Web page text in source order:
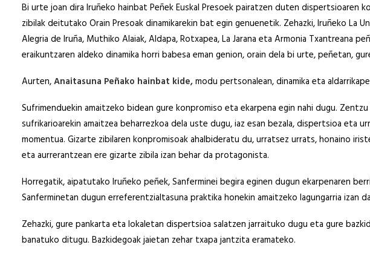
Bi urte joan dira Iruñeko hainbat Peñek Euskal Presoek pairatzen duten
zibilak deitutako Orain Presoak dinamikarekin bat egin genuenetik. Zehazki, Iruñeko La
Alegria de Iruña, Muthiko Alaiak, Aldapa, Rotxapea, La Jarana eta Armonia Txantreana
eraikuntzaren aldeko dinamika horri babesa eman genion, orain dela bi urte, peñetan,
Aurten,Anaitasuna Peñako hainbat kide,modu pertsonalean, dinamika eta
Sufrimenduekin amaitzeko bidean gure konpromiso eta ekarpena egin nahi dugu.
sufrikarioarekin amaitzea beharrezkoa dela uste dugu, iaz esan bezala, dispertsioa eta
momentua. Gizarte zibilaren konpromisoak ahalbideratu du, urratsez urrats, honaino
eta aurrerantzean ere gizarte zibila izan behar da protagonista.
Horregatik, aipatutako Iruñeko peñek, Sanferminei begira eginen dugun ekarpenaren
Sanferminetan dugun erreferentzialtasuna praktika honekin amaitzeko lagungarria izan
Zehazki, gure pankarta eta lokaletan dispertsioa salatzen jarraituko dugu eta gure
banatuko ditugu. Bazkidegoak jaietan zehar txapa jantzita eramateko.